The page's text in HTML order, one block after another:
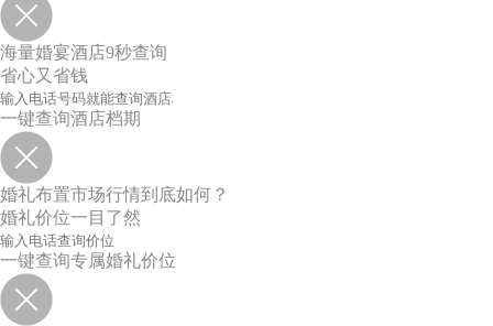
海量婚宴酒店9秒查询
省心又省钱
一键查询酒店档期
婚礼布置市场行情到底如何？
婚礼价位一目了然
一键查询专属婚礼价位